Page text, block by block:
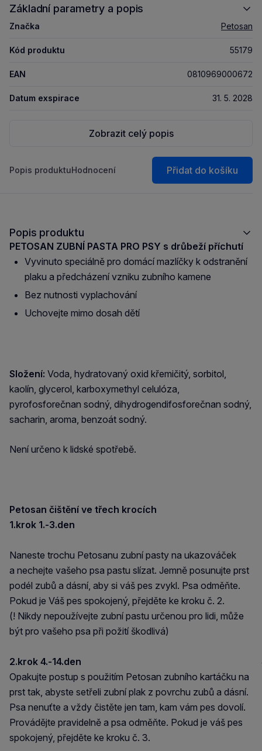
Základní parametry a popis
Značka Petosan
Kód produktu 55179
EAN 0810969000672
Datum exspirace 31. 5. 2028
Zobrazit celý popis
Popis produktuHodnocení Přidat do košíku
Popis produktu
PETOSAN ZUBNÍ PASTA PRO PSY s drůbeží příchutí
Vyvinuto speciálně pro domácí mazlíčky k odstranění
plaku a předcházení vzniku zubního kamene
Bez nutnosti vyplachování
Uchovejte mimo dosah dětí
Složení: Voda, hydratovaný oxid křemičitý, sorbitol,
kaolín, glycerol, karboxymethyl celulóza,
pyrofosforečnan sodný, dihydrogendifosforečnan sodný,
sacharin, aroma, benzoát sodný.
Není určeno k lidské spotřebě.
Petosan čištění ve třech krocích
1.krok 1.-3.den
Naneste trochu Petosanu zubní pasty na ukazováček
a nechejte vašeho psa pastu slízat. Jemně posunujte prst
podél zubů a dásní, aby si váš pes zvykl. Psa odměňte.
Pokud je Váš pes spokojený, přejděte ke kroku č. 2.
(! Nikdy nepoužívejte zubní pastu určenou pro lidi, může
být pro vašeho psa při požití škodlivá)
2.krok 4.-14.den
Opakujte postup s použitím Petosan zubního kartáčku na
prst tak, abyste setřeli zubní plak z povrchu zubů a dásní.
Psa nenuťte a vždy čistěte jen tam, kam vám pes dovolí.
Provádějte pravidelně a psa odměňte. Pokud je váš pes
spokojený, přejděte ke kroku č. 3.